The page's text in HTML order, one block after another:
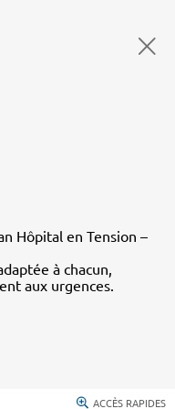
Hôpital en Tension –
à chacun,
aux urgences.
ACCÈS RAPIDES